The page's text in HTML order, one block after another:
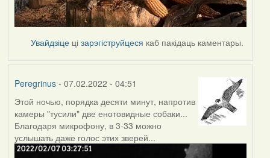
Увайдзіце цізарэгіструйцеся каб пакідаць каментары.
Peregrinus- 07.02.2022 - 04:51
Этой ночью, порядка десяти минут, напротив
камеры "тусили" две енотовидные собаки...
Благодаря микрофону, в 3-33 можно
услышать даже голос этих зверей...